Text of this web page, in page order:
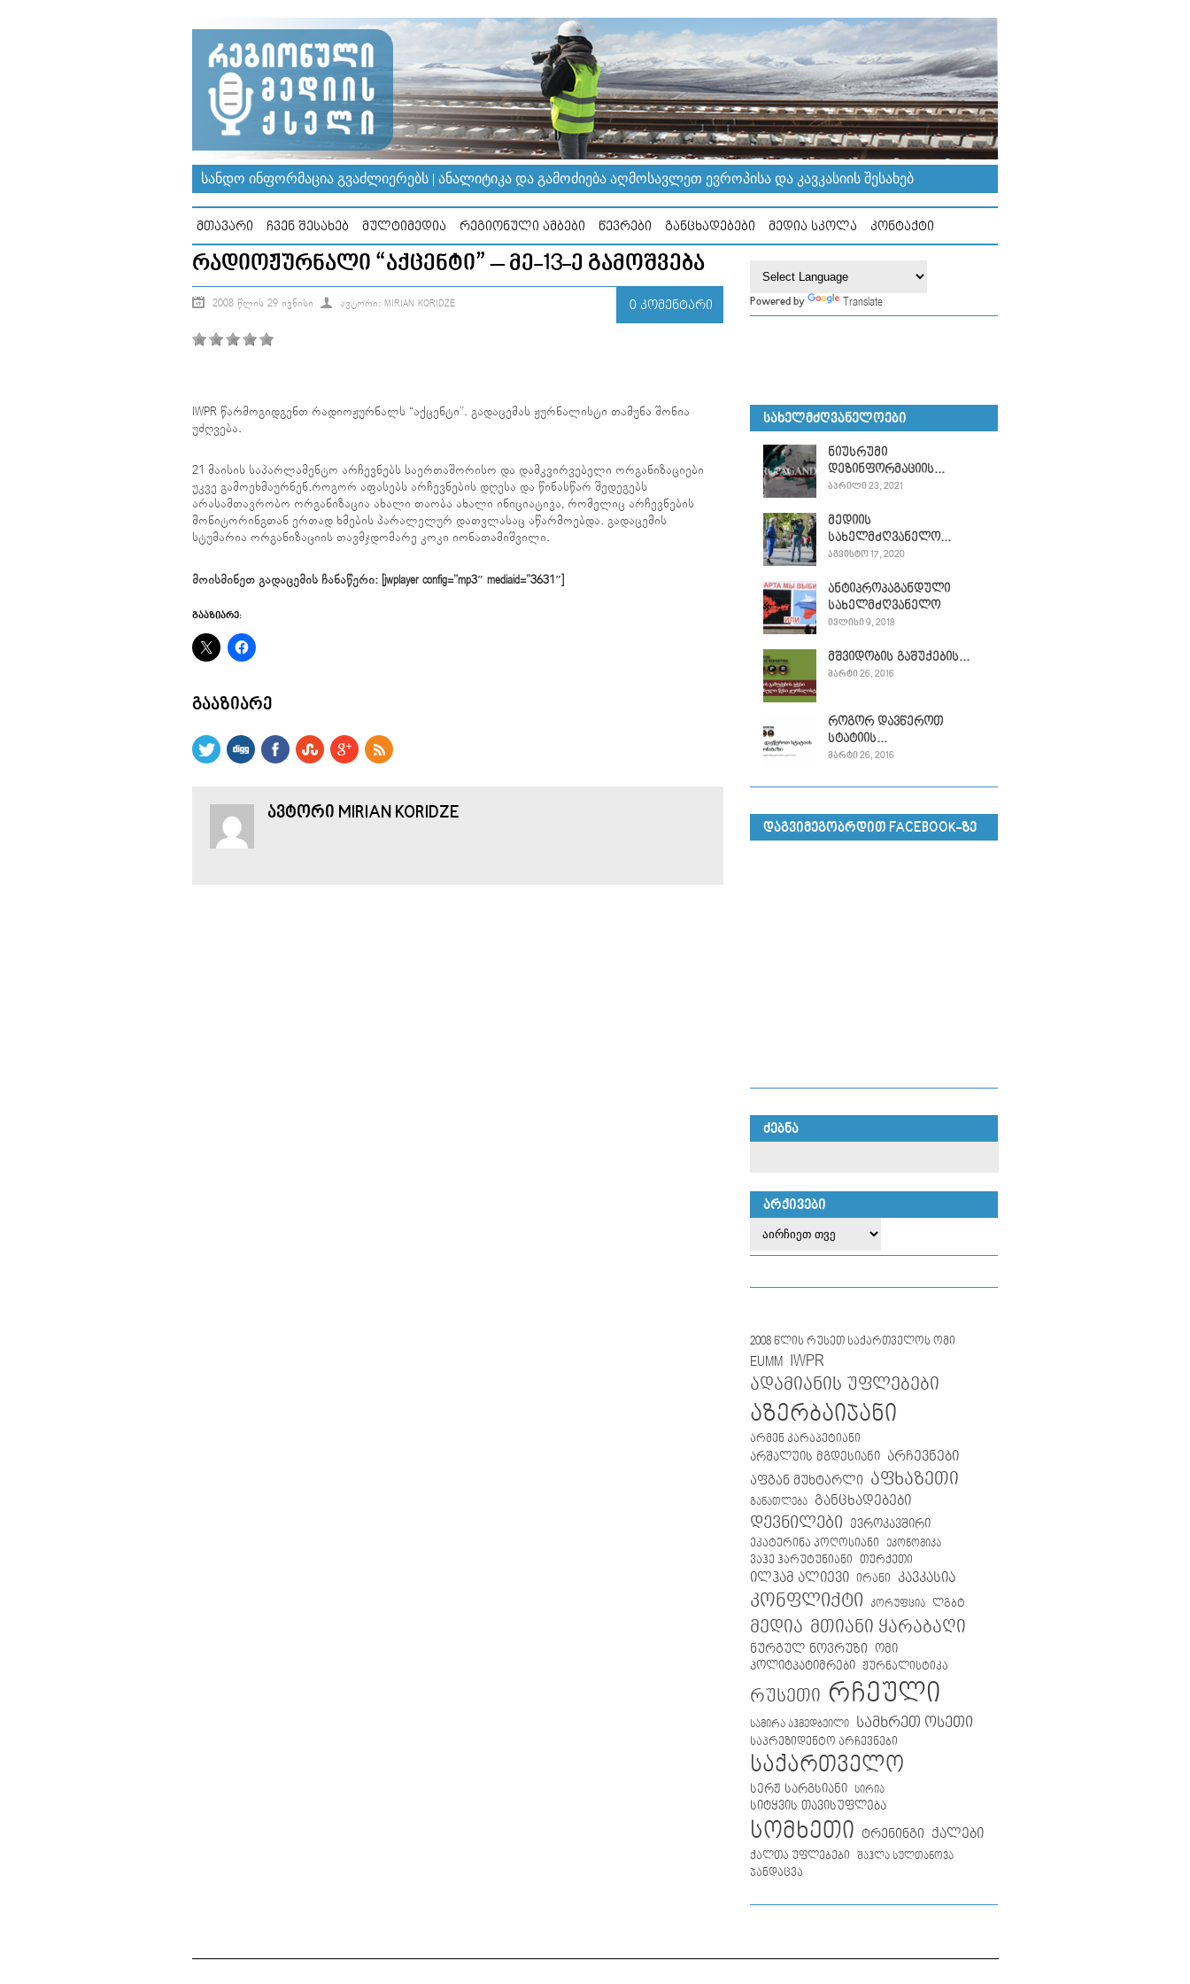
ᲡᲐᲜᲓᲝ ᲘᲜᲤᲝᲠᲛᲐᲪᲘᲐ ᲒᲕᲐᲫᲚᲘᲔᲠᲔᲑᲡ | ᲐᲜᲐᲚᲘᲢᲘᲙᲐ ᲓᲐ ᲒᲐᲛᲝᲫᲘᲔᲑᲐ ᲐᲦᲛᲝᲡᲐᲕᲚᲔᲗ ᲔᲕᲠᲝᲞᲘᲡᲐ ᲓᲐ ᲙᲐᲕᲙᲐᲡᲘᲘᲡ ᲨᲔᲡᲐᲮᲔᲑ
ᲛᲗᲐᲕᲐᲠᲘ ᲩᲕᲔᲜ ᲨᲔᲡᲐᲮᲔᲑ ᲛᲣᲚᲢᲘᲛᲔᲓᲘᲐ ᲠᲔᲒᲘᲝᲜᲣᲚᲘ ᲐᲛᲑᲔᲑᲘ ᲬᲔᲕᲠᲔᲑᲘ ᲒᲐᲜᲪᲮᲐᲓᲔᲑᲔᲑᲘ ᲛᲔᲓᲘᲐ ᲡᲙᲝᲚᲐ ᲙᲝᲜᲢᲐᲥᲢᲘ
ᲠᲐᲓᲘᲝᲟᲣᲠᲜᲐᲚᲘ “ᲐᲥᲪᲔᲜᲢᲘ” – ᲛᲔ-13-Ე ᲒᲐᲛᲝᲨᲕᲔᲑᲐ
0 ᲙᲝᲛᲔᲜᲢᲐᲠᲘ
2008 ᲬᲚᲘᲡ 29 ᲘᲕᲜᲘᲡᲘ ᲐᲕᲢᲝᲠᲘ: MIRIAN KORIDZE
IWPR წარმოგიდგენთ რადიოჟურნალს “აქცენტი”. გადაცემას ჟურნალისტი თამუნა შონია
უძღვება.
21 მაისის საპარლამენტო არჩევნებს საერთაშორისო და დამკვირვებელი ორგანიზაციები
უკვე გამოეხმაურნენ.როგორ აფასებს არჩევნების დღესა და წინასწარ შედეგებს
არასამთავრობო ორგანიზაცია ახალი თაობა ახალი ინიციატივა, რომელიც არჩევნების
მონიტორინგთან ერთად ხმების პარალელურ დათვლასაც აწარმოებდა. გადაცემის
სტუმარია ორგანიზაციის თავმჯდომარე კოკი იონათამიშვილი.
მოისმინეთ გადაცემის ჩანაწერი: [jwplayer config=”mp3″ mediaid=”3631″]
ᲒᲐᲐᲖᲘᲐᲠᲔ:
ᲒᲐᲐᲖᲘᲐᲠᲔ
ᲐᲕᲢᲝᲠᲘ MIRIAN KORIDZE
Powered by Translate
ᲡᲐᲮᲔᲚᲛᲫᲦᲕᲐᲜᲔᲚᲝᲔᲑᲘ
ნიუსრუმი
დეზინფორმაციის...
ᲐᲞᲠᲘᲚᲘ 23, 2021
მედიის
სახელმძღვანელო...
ᲐᲒᲕᲘᲡᲢᲝ 17, 2020
ანტიპროპაგანდული
სახელმძღვანელო
ᲘᲕᲚᲘᲡᲘ 9, 2018
მშვიდობის გაშუქების...
ᲛᲐᲠᲢᲘ 26, 2016
როგორ დავწეროთ
სტატიის...
ᲛᲐᲠᲢᲘ 26, 2016
ᲓᲐᲒᲕᲘᲛᲔᲒᲝᲑᲠᲓᲘᲗ FACEBOOK-ᲖᲔ
ᲫᲔᲑᲜᲐ
ᲐᲠᲥᲘᲕᲔᲑᲘ
2008 წლის რუსეთ საქართველოს ომი
EUMM IWPR
ადამიანის უფლებები
აზერბაიჯანი
არმენ კარაპეტიანი
არშალუის მგდესიანი არჩევნები
აფგან მუხტარლი აფხაზეთი
განათლება განცხადებები
დევნილები
ევროკავშირი
ეკატერინა პოღოსიანი
ეკონომიკა
ვაჰე ჰარუტუნიანი თურქეთი
ილჰამ ალიევი ირანი კავკასია
კონფლიქტი კორუფცია ლგბტ
მედია მთიანი ყარაბაღი
ნურგულ ნოვრუზი ომი
პოლიტპატიმრები ჟურნალისტიკა
რუსეთი რჩეული
სამირა აჰმედბეილი სამხრეთ ოსეთი
საპრეზიდენტო არჩევნები
საქართველო
სერჟ სარგსიანი სირია
სიტყვის თავისუფლება
სომხეთი ტრენინგი ქალები
ქალთა უფლებები შაჰლა სულთანოვა
ჯანდაცვა